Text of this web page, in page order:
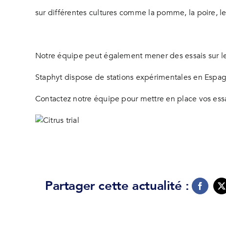
sur différentes cultures comme la pomme, la poire,
Notre équipe peut également mener des essais sur
Staphyt dispose de stations expérimentales en
Contactez notre équipe pour mettre en place vos
Partager cette actualité :